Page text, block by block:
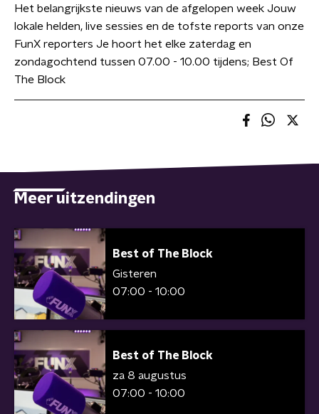
Het belangrijkste nieuws van de afgelopen week Jouw
lokale helden, live sessies en de tofste reports van onze
FunX reporters Je hoort het elke zaterdag en
zondagochtend tussen 07.00 - 10.00 tijdens; Best Of
The Block
Meer uitzendingen
Best of The Block
Gisteren
07:00 - 10:00
Best of The Block
za 8 augustus
07:00 - 10:00